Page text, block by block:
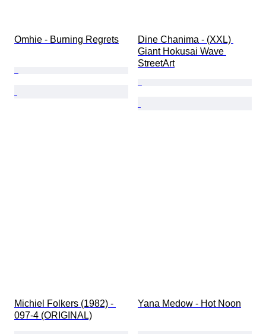
Omhie - Burning Regrets
Dine Chanima - (XXL)
Giant Hokusai Wave
StreetArt
Michiel Folkers (1982) -
097-4 (ORIGINAL)
Yana Medow - Hot Noon